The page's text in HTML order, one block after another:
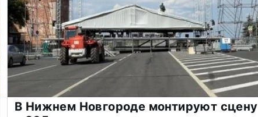
В Нижнем Новгороде монтируют сцену